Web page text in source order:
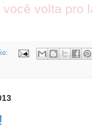
volta pro